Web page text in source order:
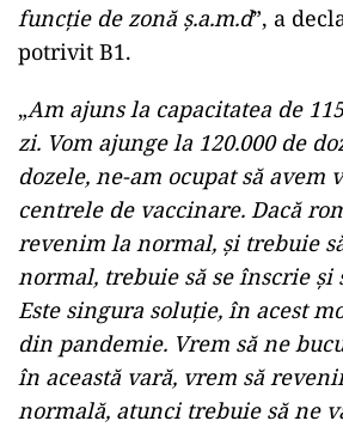
funcție de zonă ș.a.m.d”, a
potrivit B1.
„Am ajuns la capacitatea de
zi. Vom ajunge la 120.000 de
dozele, ne-am ocupat să avem
centrele de vaccinare. Dacă
revenim la normal, și trebuie
normal, trebuie să se înscrie și
Este singura soluție, în acest
din pandemie. Vrem să ne
în această vară, vrem să
normală, atunci trebuie să ne